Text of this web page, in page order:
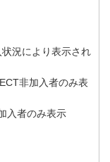
況により表示され
非加入者のみ表
入者のみ表示